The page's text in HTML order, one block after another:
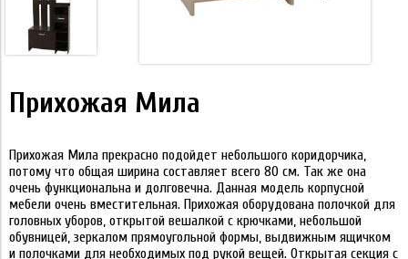
Прихожая Мила
Прихожая Мила прекрасно подойдет небольшого коридорчика,
потому что общая ширина составляет всего 80 см. Так же она
очень функциональна и долговечна. Данная модель корпусной
мебели очень вместительная. Прихожая оборудована полочкой для
головных уборов, открытой вешалкой с крючками, небольшой
обувницей, зеркалом прямоугольной формы, выдвижным ящичком
и полочками для необходимых под рукой вещей. Открытая секция с